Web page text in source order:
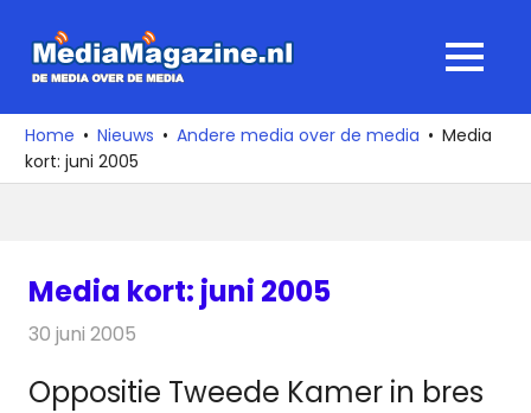
naar
media
over
de
MENU
Home Nieuws Andere media over de media
Media
kort: juni 2005
Media kort: juni 2005
30 juni 2005
Oppositie Tweede Kamer in bres